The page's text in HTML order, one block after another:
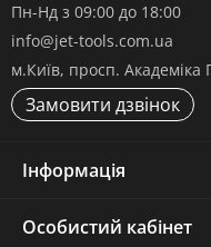
Пн-Нд з 09:00 до 18:00
info@jet-tools.com.ua
м.Київ, просп. Академіка
Замовити дзвінок
Інформація
Особистий кабінет